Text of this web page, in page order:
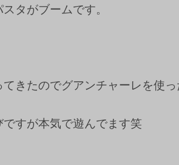
タがブームです。
きたのでグアンチャーレを使
すが本気で遊んでます笑